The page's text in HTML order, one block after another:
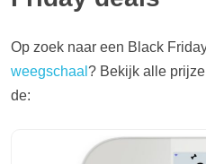
Op zoek naar een Black
weegschaal ? Bekijk alle
de: